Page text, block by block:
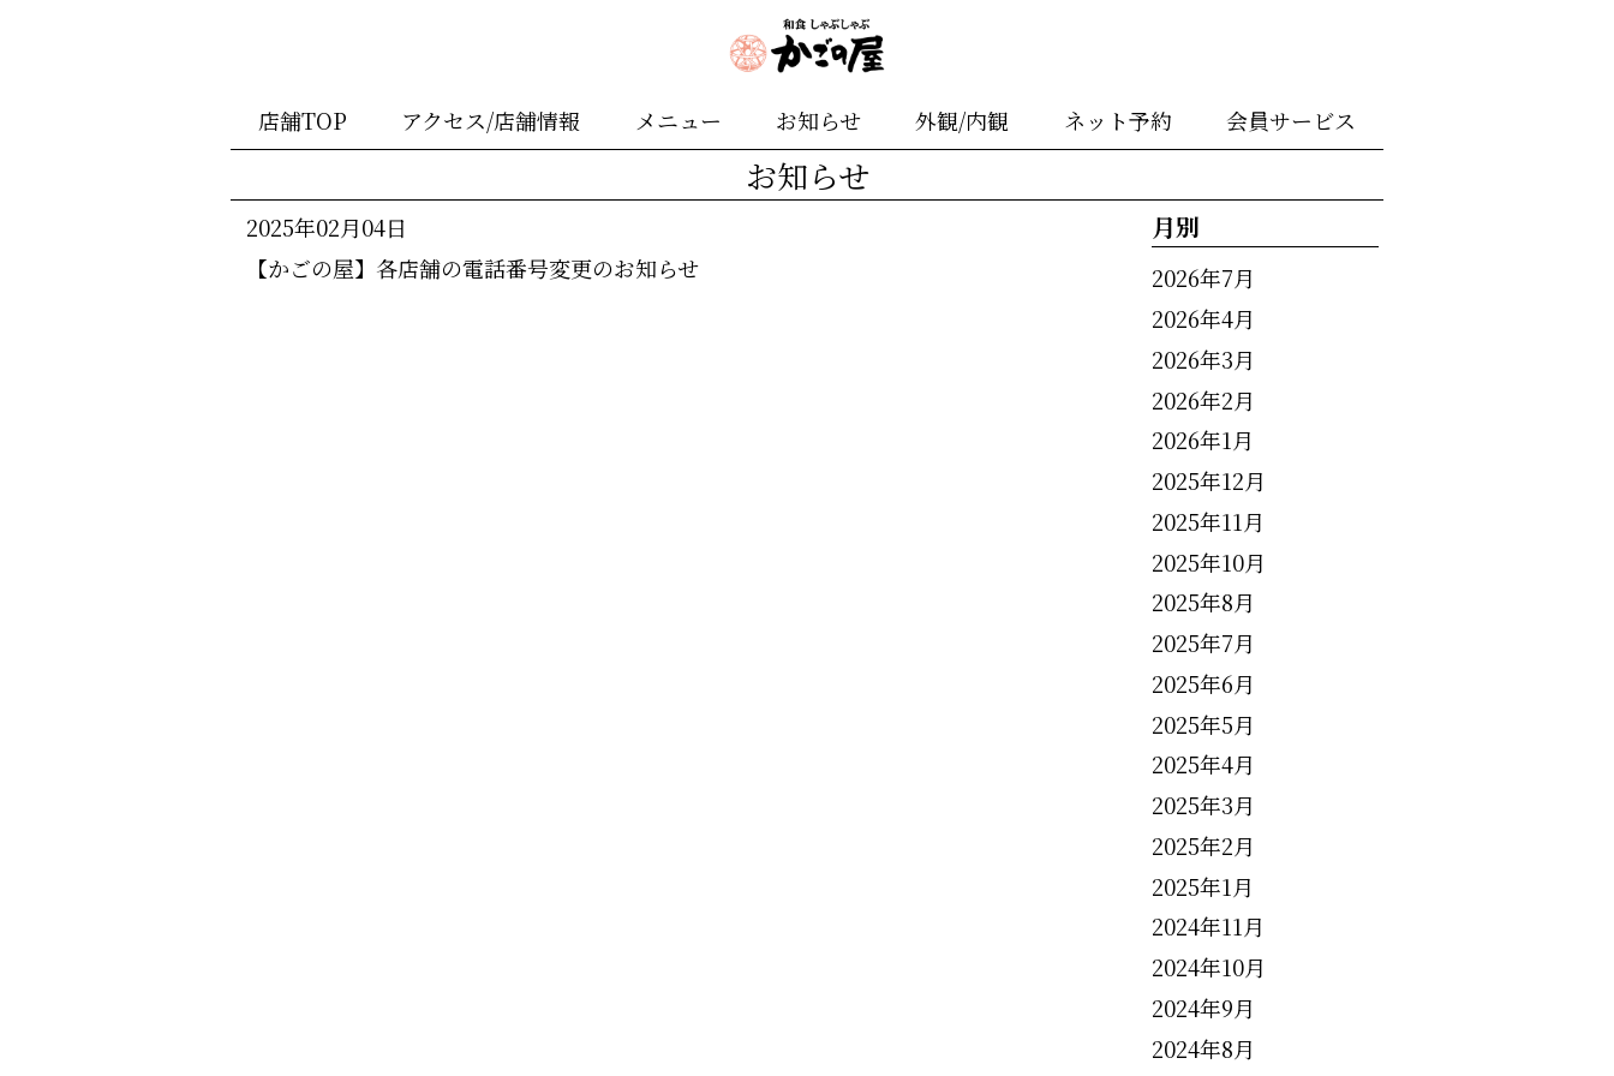
店舗TOP アクセス/店舗情報 メニュー お知らせ 外観/内観 ネット予約 会員サービス
お知らせ
2025年02月04日
【かごの屋】各店舗の電話番号変更のお知らせ
月別
2026年7月
2026年4月
2026年3月
2026年2月
2026年1月
2025年12月
2025年11月
2025年10月
2025年8月
2025年7月
2025年6月
2025年5月
2025年4月
2025年3月
2025年2月
2025年1月
2024年11月
2024年10月
2024年9月
2024年8月